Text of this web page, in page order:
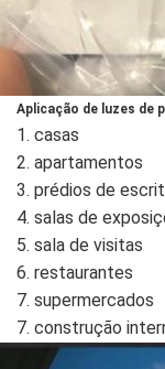
Aplicação de luzes de
1. casas
2. apartamentos
3. prédios de
4. salas de
5. sala de visitas
6. restaurantes
7. supermercados
7. construção